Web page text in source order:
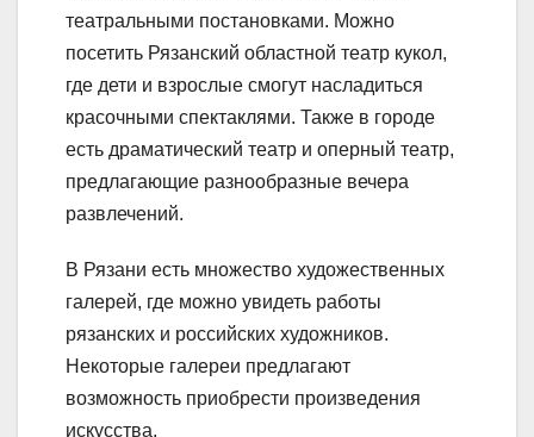
театральными постановками. Можно
посетить Рязанский областной театр кукол,
где дети и взрослые смогут насладиться
красочными спектаклями. Также в городе
есть драматический театр и оперный театр,
предлагающие разнообразные вечера
развлечений.
В Рязани есть множество художественных
галерей, где можно увидеть работы
рязанских и российских художников.
Некоторые галереи предлагают
возможность приобрести произведения
искусства.